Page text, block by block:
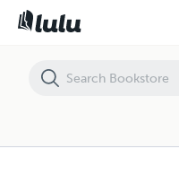
Huellas en el Espejo